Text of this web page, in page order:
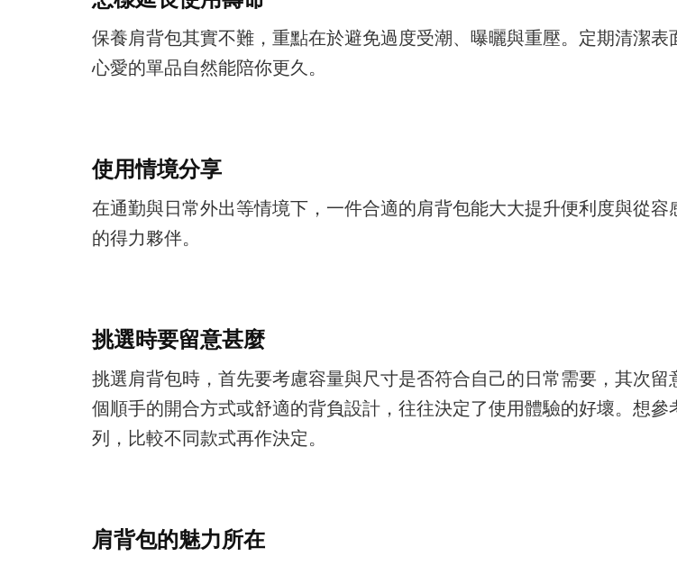
保養肩背包其實不難，重點在於避免過度受潮、曝曬與重壓。定期清潔
心愛的單品自然能陪你更久。
使用情境分享
在通勤與日常外出等情境下，一件合適的肩背包能大大提升便利度與從
的得力夥伴。
挑選時要留意甚麼
挑選肩背包時，首先要考慮容量與尺寸是否符合自己的日常需要，其次
個順手的開合方式或舒適的背負設計，往往決定了使用體驗的好壞。想參
列，比較不同款式再作決定。
肩背包的魅力所在